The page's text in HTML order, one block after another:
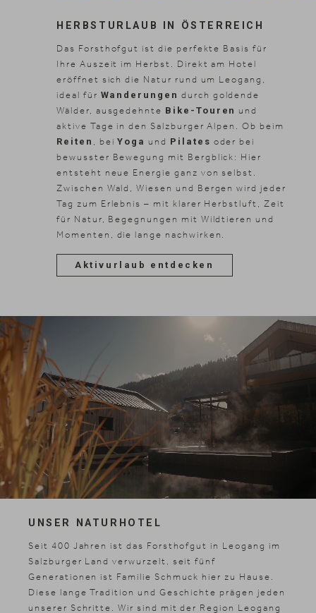
HERBSTURLAUB IN ÖSTERREICH
Das Forsthofgut ist die perfekte Basis für
Ihre Auszeit im Herbst. Direkt am Hotel
eröffnet sich die Natur rund um Leogang,
ideal für Wanderungen durch goldende
Wälder, ausgedehnte Bike-Touren und
aktive Tage in den Salzburger Alpen. Ob beim
Reiten
, beiYoga und Pilates oder bei
bewusster Bewegung mit Bergblick: Hier
entsteht neue Energie ganz von selbst.
Zwischen Wald, Wiesen und Bergen wird jeder
Tag zum Erlebnis – mit klarer Herbstluft, Zeit
für Natur, Begegnungen mit Wildtieren und
Momenten, die lange nachwirken.
Aktivurlaub entdecken
UNSER NATURHOTEL
Seit 400 Jahren ist das Forsthofgut in Leogang im
Salzburger Land verwurzelt, seit fünf
Generationen ist Familie Schmuck hier zu Hause.
Diese lange Tradition und Geschichte prägen jeden
unserer Schritte. Wir sind mit der Region Leogang